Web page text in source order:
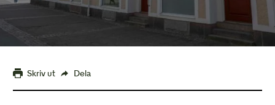
Skriv ut Dela